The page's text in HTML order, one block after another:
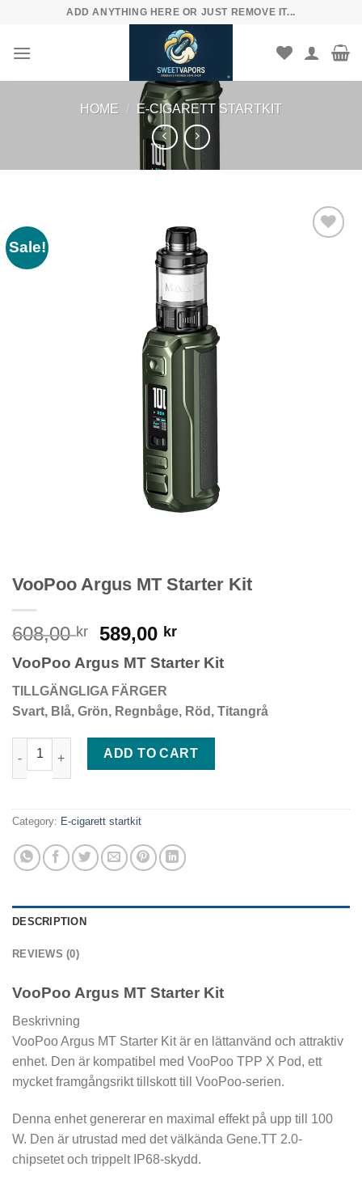
content
ADD ANYTHING HERE OR JUST REMOVE IT...
HOME / E-CIGARETT STARTKIT
Sale!
VooPoo Argus MT Starter Kit
608,00kr
Original
price
was:
608,00 kr.
589,00 krCurrent
price
is:
VooPoo Argus MT Starter Kit
TILLGÄNGLIGA FÄRGER
Svart, Blå, Grön, Regnbåge, Röd, Titangrå
VooPoo Argus MT Starter Kit quantity
ADD TO CART
Category: E-cigarett startkit
DESCRIPTION
REVIEWS (0)
VooPoo Argus MT Starter Kit
Beskrivning
VooPoo Argus MT Starter Kit är en lättanvänd och attraktiv
enhet. Den är kompatibel med VooPoo TPP X Pod, ett
mycket framgångsrikt tillskott till VooPoo-serien.
Denna enhet genererar en maximal effekt på upp till 100
W. Den är utrustad med det välkända Gene.TT 2.0-
chipsetet och trippelt IP68-skydd.